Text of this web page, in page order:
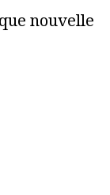
nouvelle